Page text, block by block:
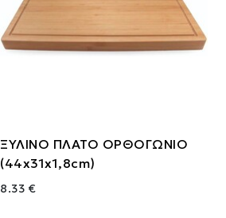
ΞΥΛΙΝΟ ΠΛΑΤΟ ΟΡΘΟΓΩΝΙΟ
(44x31x1,8cm)
8.33 €